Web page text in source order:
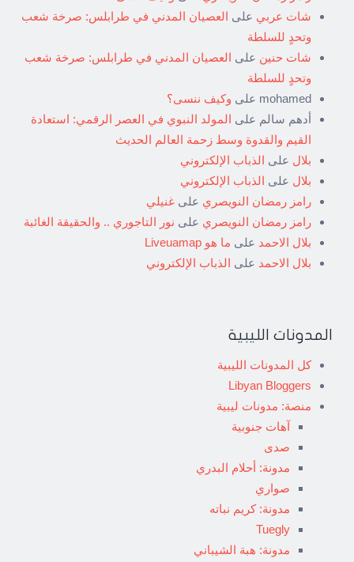
شات عربي على العصيان المدني في طرابلس: صرخة شعب
وتحدٍ للسلطة
شات حنين على العصيان المدني في طرابلس: صرخة شعب
وتحدٍ للسلطة
mohamed على وكيف ننسى؟
أدهم سالم على المولد النبوي في العصر الرقمي: استعادة
القيم والقدوة وسط زحمة العالم الحديث
بلال على الذباب الإلكتروني
بلال على الذباب الإلكتروني
رامز رمضان النويصري على غنيلي
رامز رمضان النويصري على نور التاجوري .. والحقيقة الغائبة
بلال الاحمد على ما هو Liveuamap
بلال الاحمد على الذباب الإلكتروني
المدونات الليبية
كل المدونات الليبية
Libyan Bloggers
منصة: مدونات ليبية
آهات جنوبية
صدى
مدونة: أحلام البدري
صواري
مدونة: كريم نباته
Tuegly
مدونة: هبة الشيباني